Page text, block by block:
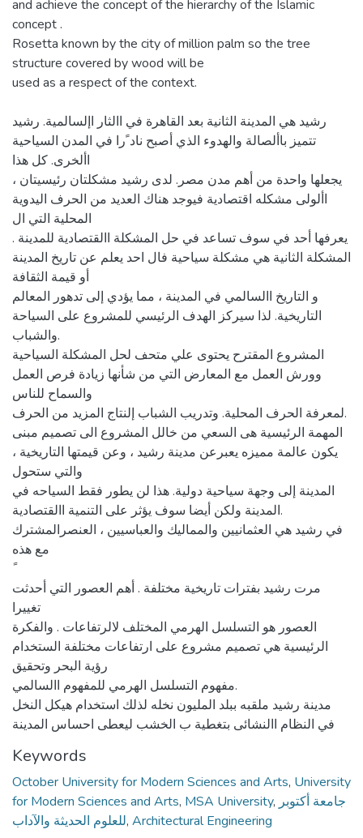
and achieve the concept of the hierarchy of the Islamic
concept .
Rosetta known by the city of million palm so the tree
structure covered by wood will be
used as a respect of the context.
رشيد هي المدينة الثانية بعد القاهرة في االثار اإلسالمية. رشيد
تتميز باألصالة والهدوء الذي أصبح ناد ًرا في المدن السياحية
األخرى. كل هذا
يجعلها واحدة من أهم مدن مصر. لدى رشيد مشكلتان رئيسيتان ،
األولى مشكله اقتصادية فيوجد هناك العديد من الحرف اليدوية
المحلية التي ال
يعرفها أحد في سوف تساعد في حل المشكلة االقتصادية للمدينة .
المشكلة الثانية هي مشكلة سياحية فال احد يعلم عن تاريخ المدينة
أو قيمة الثقافة
و التاريخ االسالمي في المدينة ، مما يؤدي إلى تدهور المعالم
التاريخية. لذا سيركز الهدف الرئيسي للمشروع على السياحة
والشباب.
المشروع المقترح يحتوى علي متحف لحل المشكلة السياحية
وورش العمل مع المعارض التي من شأنها زيادة فرص العمل
والسماح للناس
لمعرفة الحرف المحلية. وتدريب الشباب إلنتاج المزيد من الحرف.
المهمة الرئيسية هى السعي من خالل المشروع الى تصميم مبنى
يكون عالمة مميزه يعبرعن مدينة رشيد ، وعن قيمتها التاريخية ،
والتي ستحول
المدينة إلى وجهة سياحية دولية. هذا لن يطور فقط السياحه في
المدينة ولكن أيضا سوف يؤثر على التنمية االقتصادية.
في رشيد هي العثمانيين والمماليك والعباسيين ، العنصرالمشترك
مع هذه
مرت رشيد بفترات تاريخية مختلفة . أهم العصور التي أحدثت
تغييرا
العصور هو التسلسل الهرمي المختلف لالرتفاعات . والفكرة
الرئيسية هي تصميم مشروع على ارتفاعات مختلفة الستخدام
رؤية البحر وتحقيق
مفهوم التسلسل الهرمي للمفهوم االسالمي.
مدينة رشيد ملقبه ببلد المليون نخله لذلك استخدام هيكل النخل
في النظام االنشائى بتغطية ب الخشب ليعطى احساس المدينة
Keywords
October University for Modern Sciences and Arts, University
for Modern Sciences and Arts, MSA University, جامعة أكتوبر
للعلوم الحديثة والآداب, Architectural Engineering